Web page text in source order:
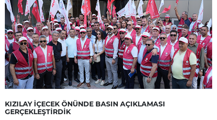
KIZILAY İÇECEK ÖNÜNDE BASIN AÇIKLAMASI
GERÇEKLEŞTİRDİK